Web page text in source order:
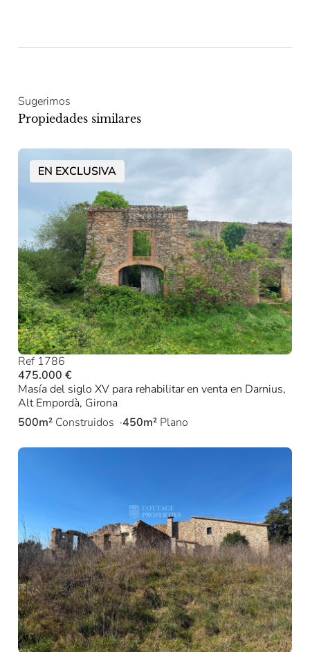
Sugerimos
Propiedades similares
EN EXCLUSIVA
Ref 1786
475.000 €
Masía del siglo XV para rehabilitar en venta en Darnius,
Alt Empordà, Girona
500m² Construidos 450m² Plano